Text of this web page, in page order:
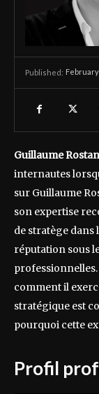
Published: February
Guillaume
internautes
sur Guillaume
son expertise
de stratège dans
réputation sous
professionnelles.
comment il
stratégique est
pourquoi cette
Profil